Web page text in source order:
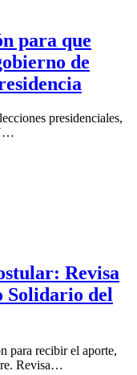
para que
de
presidenciales,
Revisa
Solidario del
para recibir el aporte,
Revisa…